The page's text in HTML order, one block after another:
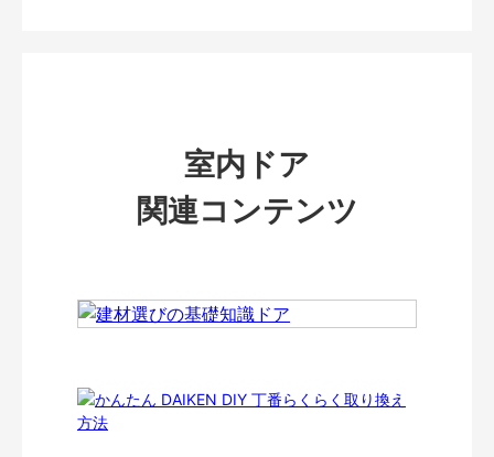
室内ドア
関連コンテンツ